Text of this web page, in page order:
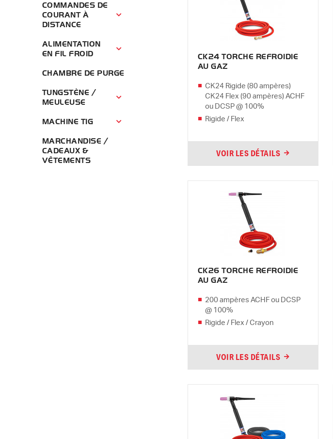
COMMANDES DE
COURANT À
DISTANCE
Commandes de courant à distance Menu
ALIMENTATION
EN FIL FROID
Alimentation en fil froid Menu
CHAMBRE DE PURGE
TUNGSTÈNE /
MEULEUSE
Tungstène / Meuleuse Menu
MACHINE TIG Machine TIG Menu
MARCHANDISE /
CADEAUX &
VÊTEMENTS
CK24 TORCHE REFROIDIE
AU GAZ
CK24 Rigide (80 ampères)
CK24 Flex (90 ampères) ACHF
ou DCSP @ 100%
Rigide / Flex
VOIR LES DÉTAILS
CK26 TORCHE REFROIDIE
AU GAZ
200 ampères ACHF ou DCSP
@ 100%
Rigide / Flex / Crayon
VOIR LES DÉTAILS